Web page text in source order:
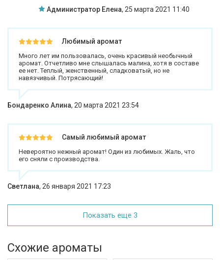
Администратор Елена, 25 марта 2021 11:40
Любимый аромат
Много лет им пользовалась, очень красивый необычный
аромат. Отчетливо мне слышалась малина, хотя в составе
ее нет. Теплый, женственный, сладковатый, но не
навязчивый. Потрясающий!
Бондаренко Алина, 20 марта 2021 23:54
Самый любимый аромат
Невероятно нежный аромат! Один из любимых. Жаль, что
его сняли с производства.
Светлана, 26 января 2021 17:23
Показать еще 3
Схожие ароматы